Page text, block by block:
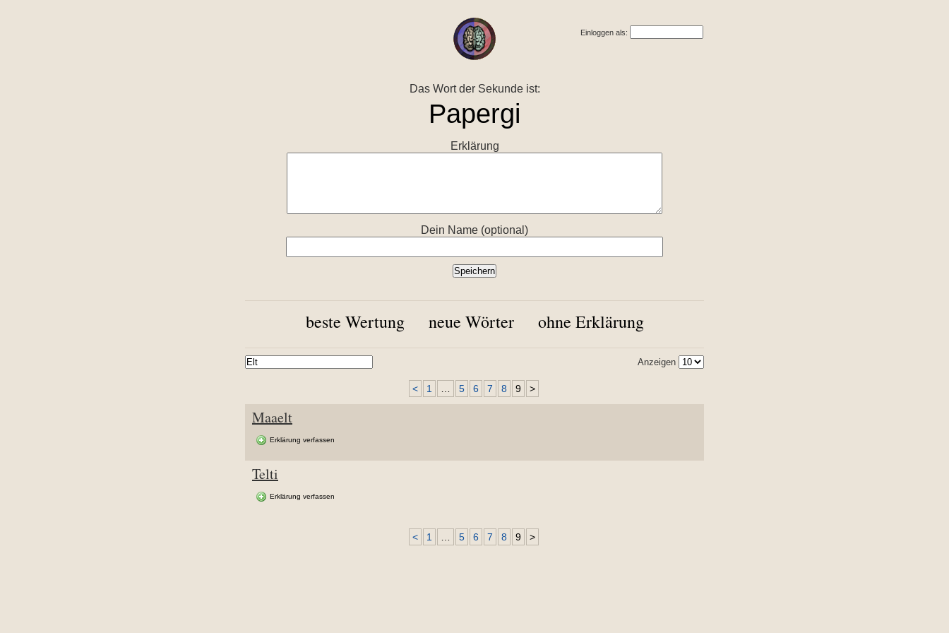
Einloggen als:
Das Wort der Sekunde ist:
Erklärung
Dein Name (optional)
beste Wertung neue Wörter ohne Erklärung
Anzeigen
< 1 5 6 7 8 9 >
Maaelt
Erklärung verfassen
Telti
Erklärung verfassen
< 1 5 6 7 8 9 >